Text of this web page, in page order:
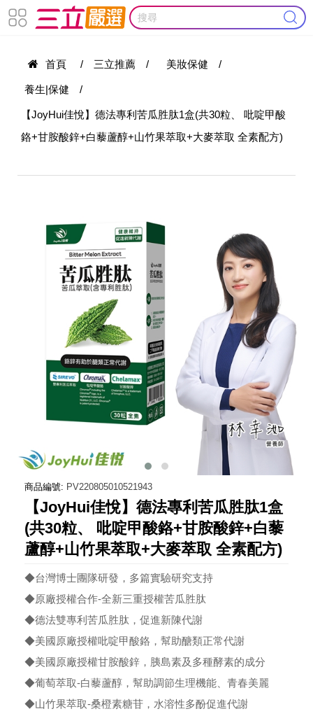
首頁 / 三立推薦 / 美妝保健 /
養生|保健 /
【JoyHui佳悅】德法專利苦瓜胜肽1盒(共30粒、 吡啶甲酸
鉻+甘胺酸鋅+白藜蘆醇+山竹果萃取+大麥萃取 全素配方)
商品編號: PV220805010521943
【JoyHui佳悅】德法專利苦瓜胜肽1盒
(共30粒、 吡啶甲酸鉻+甘胺酸鋅+白藜
蘆醇+山竹果萃取+大麥萃取 全素配方)
◆台灣博士團隊研發，多篇實驗研究支持
◆原廠授權合作-全新三重授權苦瓜胜肽
◆德法雙專利苦瓜胜肽，促進新陳代謝
◆美國原廠授權吡啶甲酸鉻，幫助醣類正常代謝
◆美國原廠授權甘胺酸鋅，胰島素及多種酵素的成分
◆葡萄萃取-白藜蘆醇，幫助調節生理機能、青春美麗
◆山竹果萃取-桑橙素糖苷，水溶性多酚促進代謝